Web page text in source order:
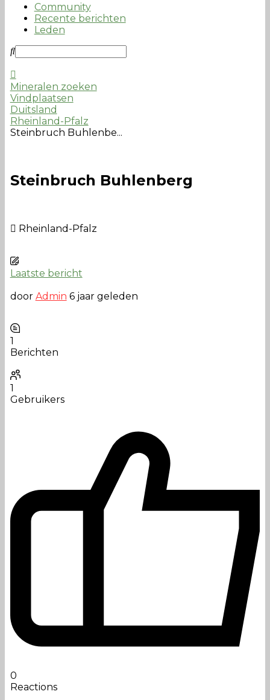
Community
Recente berichten
Leden
Mineralen zoeken
Vindplaatsen
Duitsland
Rheinland-Pfalz
Steinbruch Buhlenbe...
Steinbruch Buhlenberg
Rheinland-Pfalz
Laatste bericht
door Admin 6 jaar geleden
1
Berichten
1
Gebruikers
0
Reactions